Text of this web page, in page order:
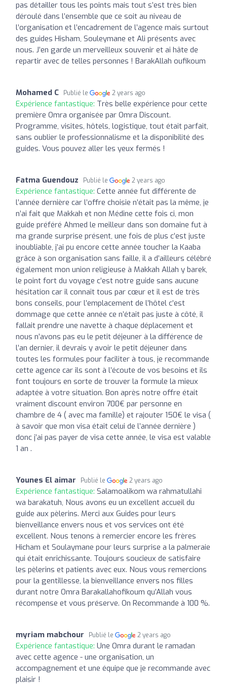
pas détailler tous les points mais tout s’est très bien
déroulé dans l’ensemble que ce soit au niveau de
l’organisation et l’encadrement de l’agence mais surtout
des guides Hisham, Souleymane et Ali présents avec
nous. J’en garde un merveilleux souvenir et ai hâte de
repartir avec de telles personnes ! BarakAllah oufikoum
Mohamed C Publié le 2 years ago
Expérience fantastique: Très belle expérience pour cette
première Omra organisée par Omra Discount.
Programme, visites, hôtels, logistique, tout était parfait,
sans oublier le professionnalisme et la disponibilité des
guides. Vous pouvez aller les yeux fermés !
Fatma Guendouz Publié le 2 years ago
Expérience fantastique: Cette année fut différente de
l’année dernière car l’offre choisie n’était pas la même, je
n’ai fait que Makkah et non Médine cette fois ci, mon
guide préféré Ahmed le meilleur dans son domaine fut à
ma grande surprise présent, une fois de plus c’est juste
inoubliable, j’ai pu encore cette année toucher la Kaaba
grâce à son organisation sans faille, il a d’ailleurs célébré
également mon union religieuse à Makkah Allah y barek,
le point fort du voyage c’est notre guide sans aucune
hésitation car il connaît tous par cœur et il est de très
bons conseils, pour l’emplacement de l’hôtel c’est
dommage que cette année ce n’était pas juste à côté, il
fallait prendre une navette à chaque déplacement et
nous n’avons pas eu le petit déjeuner à la différence de
l’an dernier, il devrais y avoir le petit déjeuner dans
toutes les formules pour faciliter à tous, je recommande
cette agence car ils sont à l’écoute de vos besoins et ils
font toujours en sorte de trouver la formule la mieux
adaptée à votre situation. Bon après notre offre était
vraiment discount environ 700€ par personne en
chambre de 4 ( avec ma famille) et rajouter 150€ le visa (
à savoir que mon visa était celui de l’année dernière )
donc j’ai pas payer de visa cette année, le visa est valable
1 an .
Younes El aimar Publié le 2 years ago
Expérience fantastique: Salamoalikom wa rahmatullahi
wa barakatuh, Nous avons eu un excellent accueil du
guide aux pèlerins. Merci aux Guides pour leurs
bienveillance envers nous et vos services ont été
excellent. Nous tenons à remercier encore les frères
Hicham et Soulaymane pour leurs surprise a la palmeraie
qui était enrichissante. Toujours soucieux de satisfaire
les pèlerins et patients avec eux. Nous vous remercions
pour la gentillesse, la bienveillance envers nos filles
durant notre Omra Barakallahofikoum qu’Allah vous
récompense et vous préserve. On Recommande à 100 %.
myriam mabchour Publié le 2 years ago
Expérience fantastique: Une Omra durant le ramadan
avec cette agence - une organisation, un
accompagnement et une équipe que je recommande avec
plaisir !